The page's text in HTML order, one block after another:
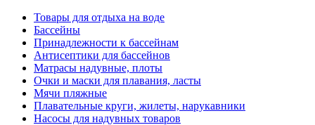
Товары для отдыха на воде
Бассейны
Принадлежности к бассейнам
Антисептики для бассейнов
Матраcы надувные, плоты
Очки и маски для плавания, ласты
Мячи пляжные
Плавательные круги, жилеты, нарукавники
Насосы для надувных товаров